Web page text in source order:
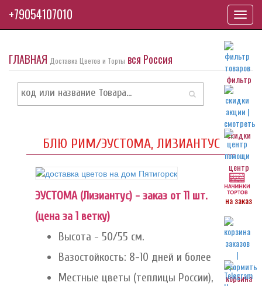
фильтр
скидки
центр
на заказ
корзина
ГЛАВНАЯ Доставка Цветов и Торты вся Россия
БЛЮ РИМ/ЭУСТОМА, ЛИЗИАНТУС
ЭУСТОМА (Лизиантус) - заказ от 11 шт.
(цена за 1 ветку)
Высота - 50/55 см.
Вазостойкость: 8-10 дней и более
Местные цветы (теплицы России),
+79054107010